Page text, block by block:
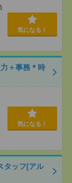
気になる！
＋事務＊時
気になる！
タッフ[アル